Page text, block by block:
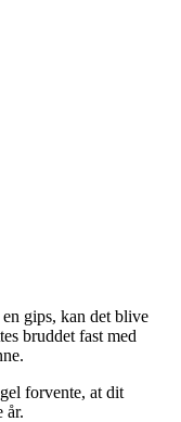
gips, kan det blive
bruddet fast med
forvente, at dit
år.